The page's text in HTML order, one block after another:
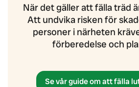
När det gäller att fälla träd
Att undvika risken för
personer i närheten
förberedelse och
Se vår guide om att fälla